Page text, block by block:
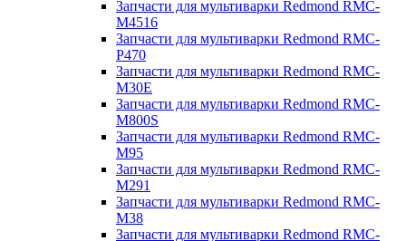
Запчасти для мультиварки Redmond RMC-
M4516
Запчасти для мультиварки Redmond RMC-
P470
Запчасти для мультиварки Redmond RMC-
M30E
Запчасти для мультиварки Redmond RMC-
M800S
Запчасти для мультиварки Redmond RMC-
M95
Запчасти для мультиварки Redmond RMC-
M291
Запчасти для мультиварки Redmond RMC-
M38
Запчасти для мультиварки Redmond RMC-